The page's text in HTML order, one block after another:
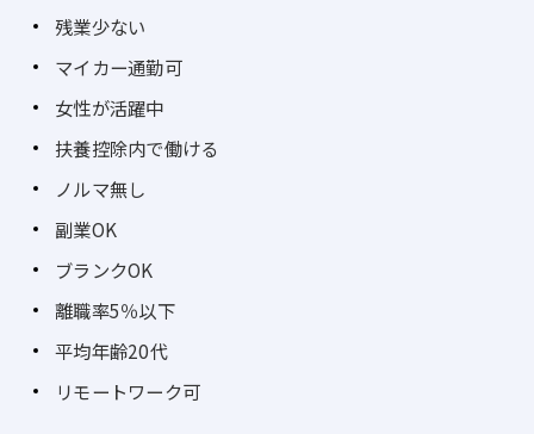
残業少ない
マイカー通勤可
女性が活躍中
扶養控除内で働ける
ノルマ無し
副業OK
ブランクOK
離職率5％以下
平均年齢20代
リモートワーク可